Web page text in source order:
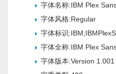
字体名称:IBM Plex
字体风格:Regular
字体标识
字体全称:IBM Plex
字体版本:Version 1.001